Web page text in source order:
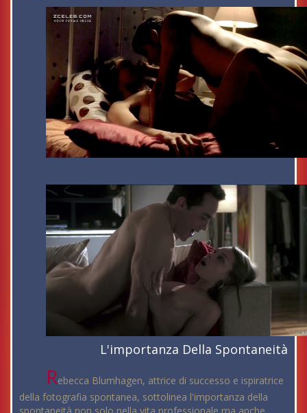
L'importanza Della Spontaneità
Rebecca Blumhagen, attrice di successo e ispiratrice
della fotografia spontanea, sottolinea l'importanza della